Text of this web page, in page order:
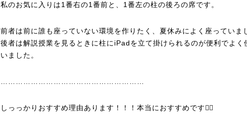
私のお気に入りは1番右の1番前と、1番左の柱の後ろの席です。
前者は前に誰も座っていない環境を作りたく、夏休みによく座っていま
後者は解説授業を見るときに柱にiPadを立て掛けられるのが便利でよく
いました。
しっっかりおすすめ理由あります！！！本当におすすめです👍🏻